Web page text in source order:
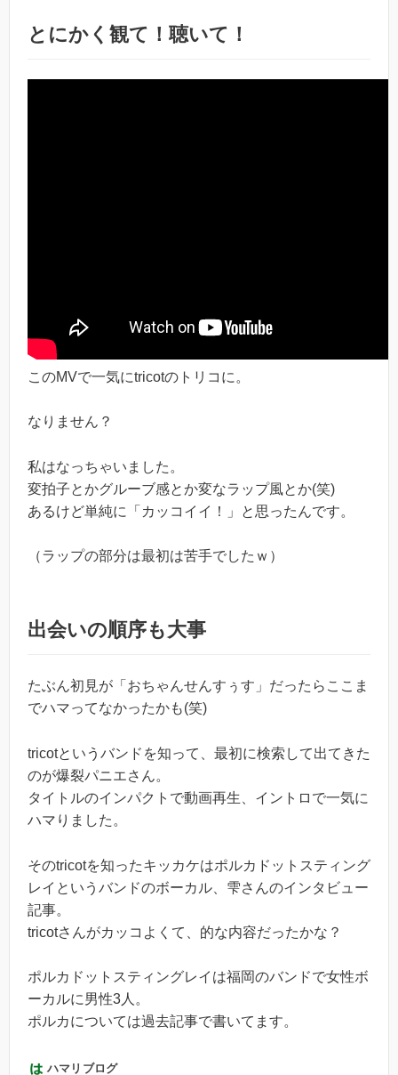
とにかく観て！聴いて！
このMVで一気にtricotのトリコに。
なりません？
私はなっちゃいました。
変拍子とかグルーブ感とか変なラップ風とか(笑)
あるけど単純に「カッコイイ！」と思ったんです。
（ラップの部分は最初は苦手でしたｗ）
出会いの順序も大事
たぶん初見が「おちゃんせんすぅす」だったらここま
でハマってなかったかも(笑)
tricotというバンドを知って、最初に検索して出てきた
のが爆裂パニエさん。
タイトルのインパクトで動画再生、イントロで一気に
ハマりました。
そのtricotを知ったキッカケはポルカドットスティング
レイというバンドのボーカル、雫さんのインタビュー
記事。
tricotさんがカッコよくて、的な内容だったかな？
ポルカドットスティングレイは福岡のバンドで女性ボ
ーカルに男性3人。
ポルカについては過去記事で書いてます。